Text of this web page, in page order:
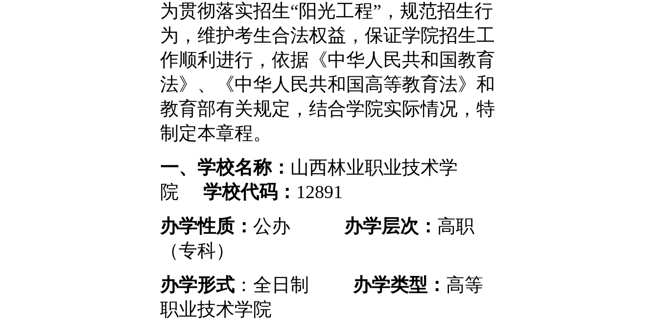
为贯彻落实招生“阳光工程”，规范招生行
为，维护考生合法权益，保证学院招生工
作顺利进行，依据《中华人民共和国教育
法》、《中华人民共和国高等教育法》和
教育部有关规定，结合学院实际情况，特
制定本章程。
一、学校名称： 山西林业职业技术学
院
学校代码： 12891
办学性质： 公办 办学层次： 高职
（专科）
办学形式 ：全日制 办学类型： 高等
职业技术学院